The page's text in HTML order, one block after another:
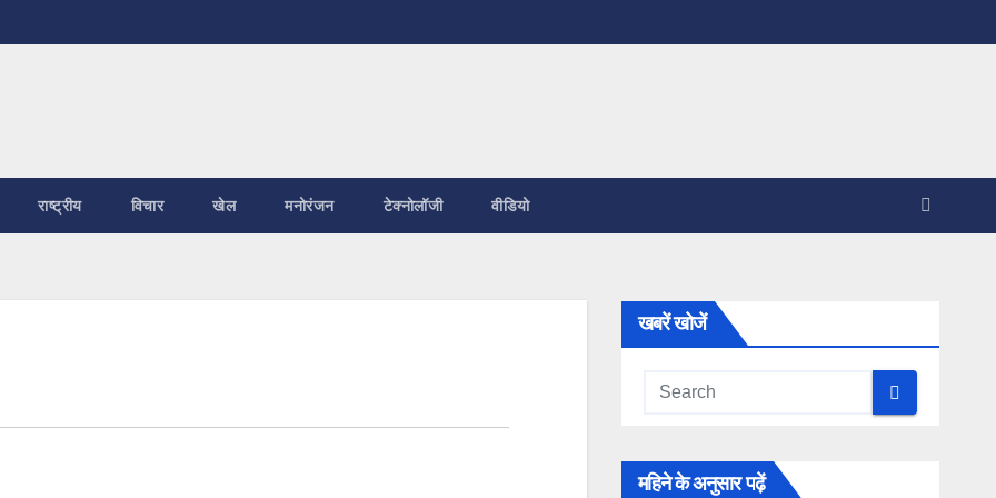
राष्ट्रीय विचार खेल मनोरंजन टेक्नोलॉजी वीडियो
खबरें खोजें
महिने के अनुसार पढ़ें